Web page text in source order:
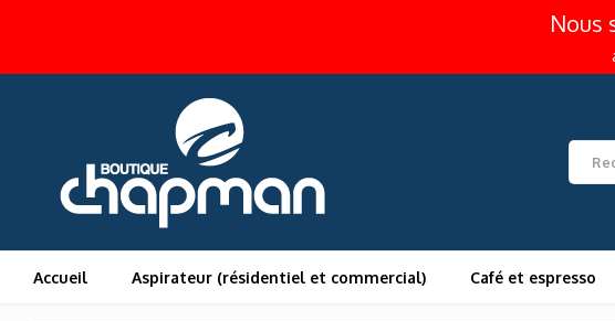
Nous
Accueil Aspirateur (résidentiel et commercial) Café et espresso